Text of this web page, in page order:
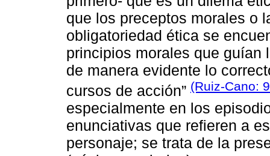
que los preceptos morales o
obligatoriedad ética se
principios morales que guían
de manera evidente lo
cursos de acción” (Ruiz-Cano:
especialmente en los
enunciativas que refieren a
personaje; se trata de la